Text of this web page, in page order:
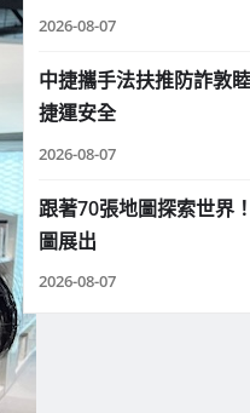
2026-08-07
中捷攜手法扶推防詐敦
捷運安全
2026-08-07
跟著70張地圖探索世界
圖展出
2026-08-07